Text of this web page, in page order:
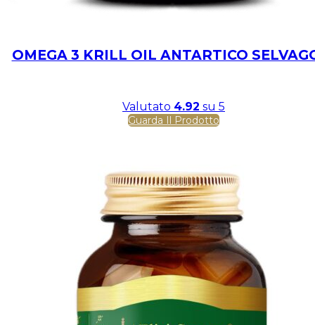
OMEGA 3 KRILL OIL ANTARTICO
Valutato 4.92 su 5
Guarda Il Prodotto